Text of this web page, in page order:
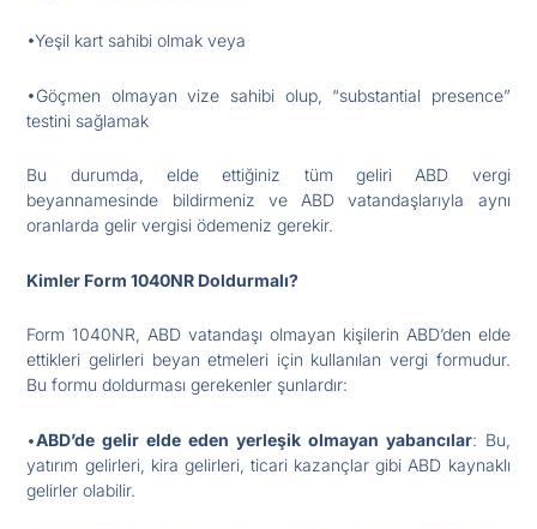
•Yeşil kart sahibi olmak veya
•Göçmen olmayan vize sahibi olup, “substantial presence”
testini sağlamak
Bu durumda, elde ettiğiniz tüm geliri ABD vergi
beyannamesinde bildirmeniz ve ABD vatandaşlarıyla aynı
oranlarda gelir vergisi ödemeniz gerekir.
Kimler Form 1040NR Doldurmalı?
Form 1040NR, ABD vatandaşı olmayan kişilerin ABD’den elde
ettikleri gelirleri beyan etmeleri için kullanılan vergi formudur.
Bu formu doldurması gerekenler şunlardır:
•ABD’de gelir elde eden yerleşik olmayan yabancılar: Bu,
yatırım gelirleri, kira gelirleri, ticari kazançlar gibi ABD kaynaklı
gelirler olabilir.